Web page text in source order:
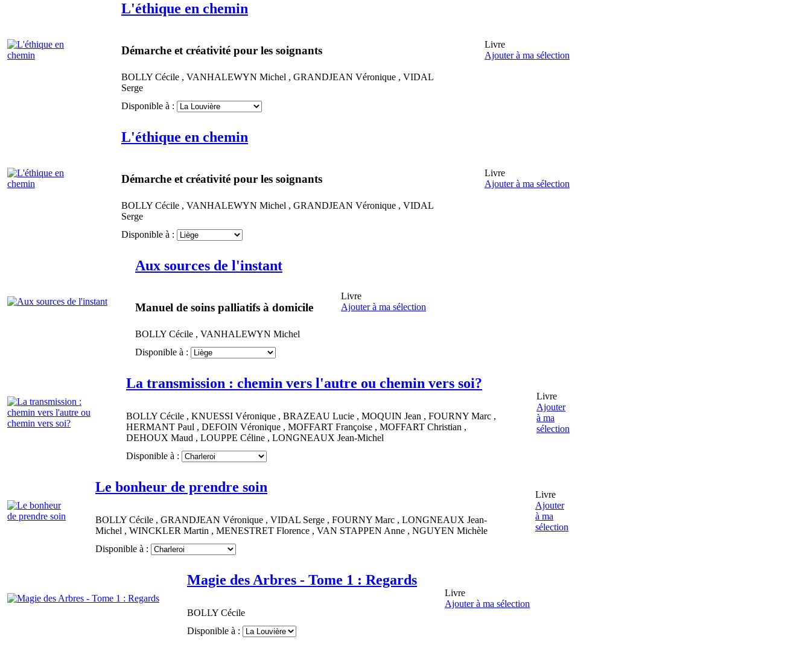
L'éthique en chemin
Livre
Ajouter à ma sélection
Démarche et créativité pour les soignants
BOLLY Cécile , VANHALEWYN Michel , GRANDJEAN Véronique , VIDAL
Serge
Disponible à :
L'éthique en chemin
Livre
Ajouter à ma sélection
Démarche et créativité pour les soignants
BOLLY Cécile , VANHALEWYN Michel , GRANDJEAN Véronique , VIDAL
Serge
Disponible à :
Aux sources de l'instant
Livre
Ajouter à ma sélection
Manuel de soins palliatifs à domicile
BOLLY Cécile , VANHALEWYN Michel
Disponible à :
La transmission : chemin vers l'autre ou chemin vers soi?
Livre
Ajouter
à ma
sélection
BOLLY Cécile , KNUESSI Véronique , BRAZEAU Lucie , MOQUIN Jean , FOURNY Marc ,
HERMANT Paul , DEFOIN Véronique , MOFFART Françoise , MOFFART Christian ,
DEHOUX Maud , LOUPPE Céline , LONGNEAUX Jean-Michel
Disponible à :
Le bonheur de prendre soin
Livre
Ajouter
à ma
sélection
BOLLY Cécile , GRANDJEAN Véronique , VIDAL Serge , FOURNY Marc , LONGNEAUX Jean-
Michel , WINCKLER Martin , MENESTRET Florence , VAN STAPPEN Anne , NGUYEN Michèle
Disponible à :
Magie des Arbres - Tome 1 : Regards
Livre
Ajouter à ma sélection
BOLLY Cécile
Disponible à :